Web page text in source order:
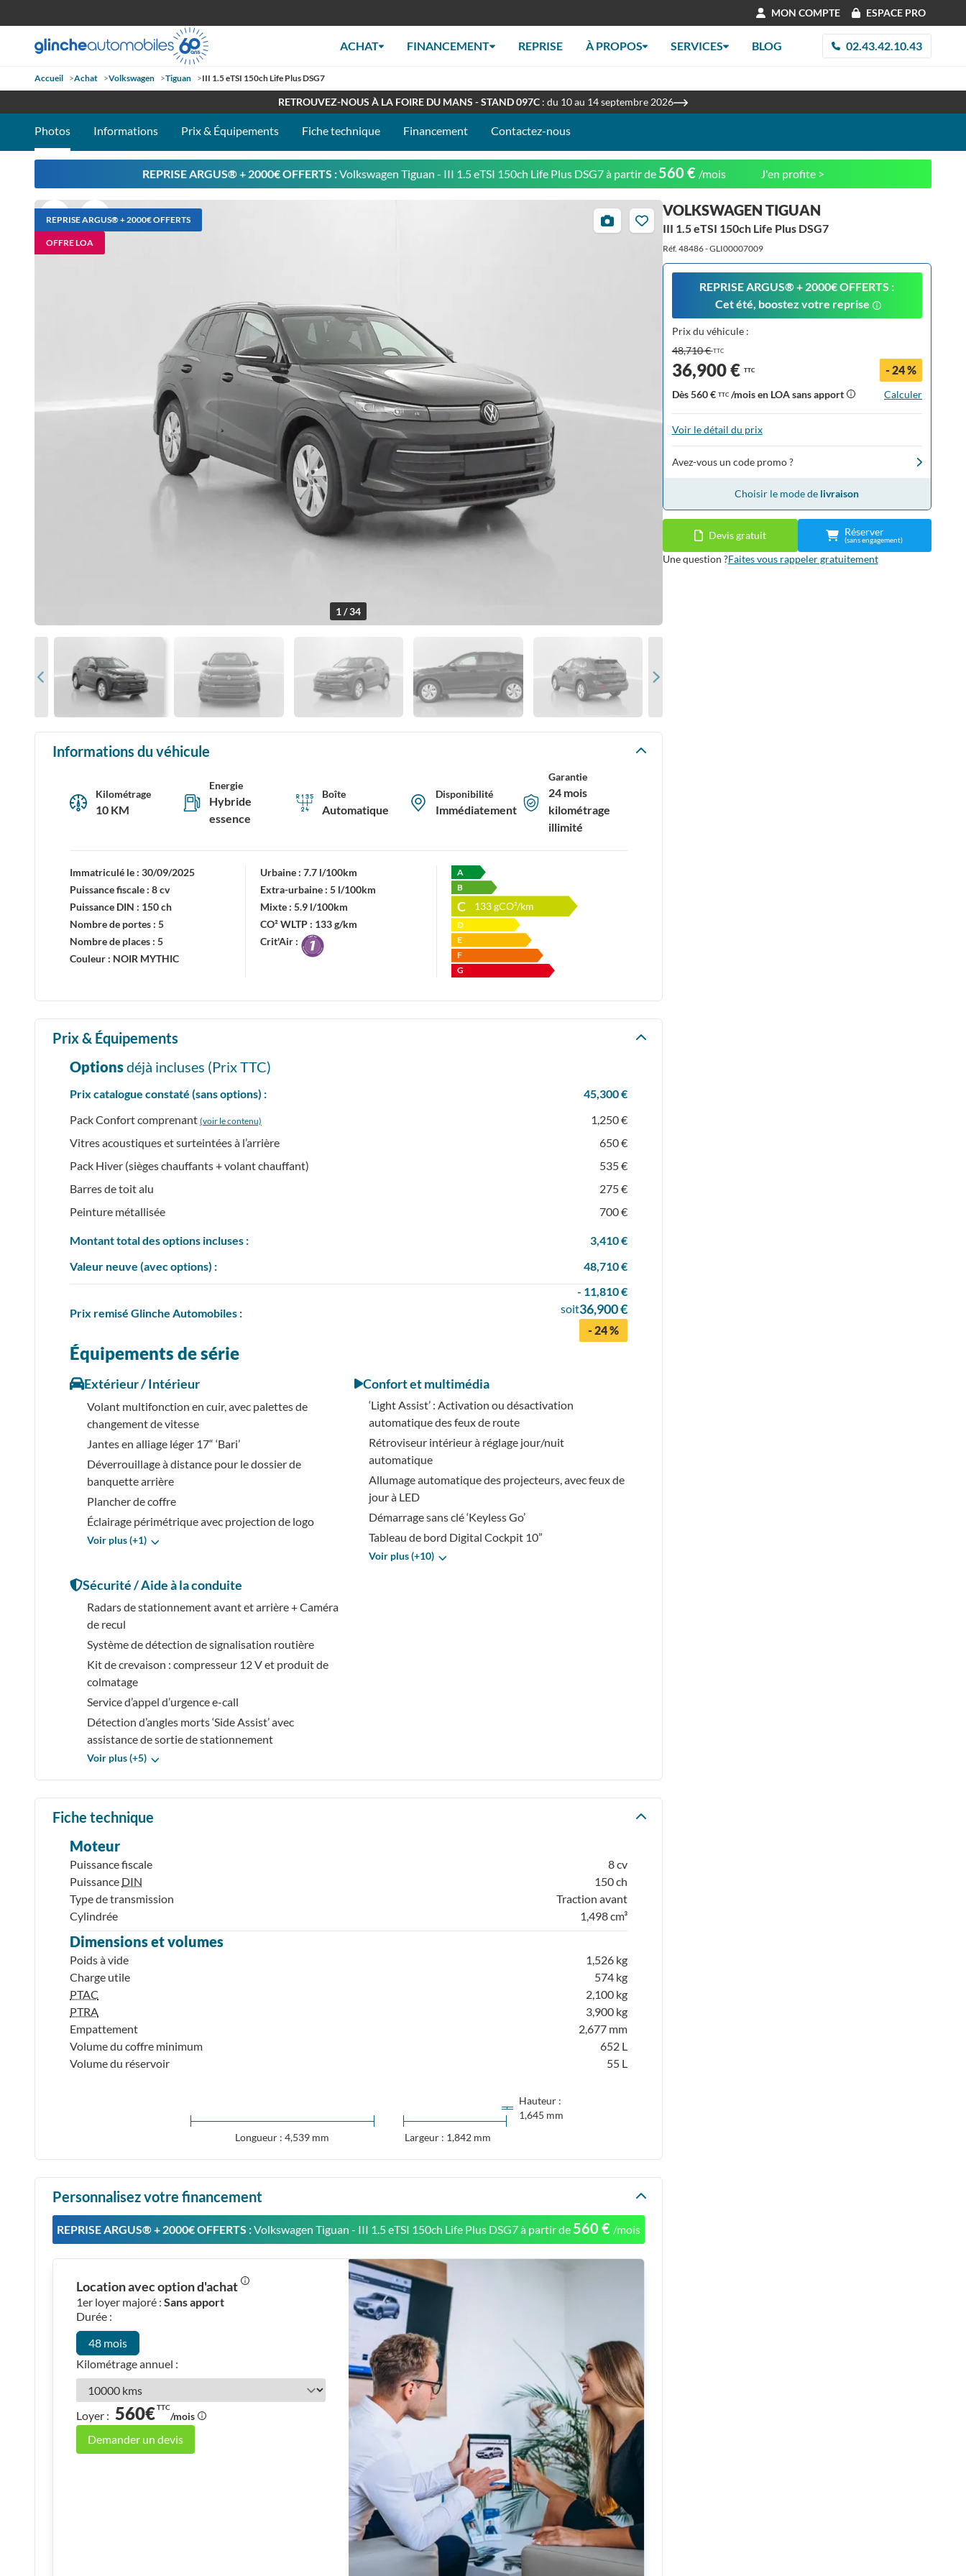
MON COMPTE ESPACE PRO
ACHAT FINANCEMENT REPRISE À PROPOS SERVICES BLOG 02.43.42.10.43
Accueil >Achat >Volkswagen >Tiguan >III 1.5 eTSI 150ch Life Plus DSG7
RETROUVEZ-NOUS À LA FOIRE DU MANS - STAND 097C : du 10 au 14 septembre 2026
OUVERT TOUT L'ÉTÉ
Photos Informations Prix & Équipements Fiche technique Financement Contactez-nous
REPRISE ARGUS®️ + 2000€ OFFERTS :Volkswagen Tiguan - III 1.5 eTSI 150ch Life Plus DSG7à partir de 560 € /mois J'en profite >
REPRISE ARGUS®️ + 2000€ OFFERTS
OFFRE LOA
34
photos
1 / 34
Informations du véhicule
Kilométrage
10 KM
Energie
Hybride
essence
Boîte
Automatique
Disponibilité
Immédiatement
Garantie
24 mois
kilométrage
illimité
Immatriculé le : 30/09/2025
Puissance fiscale : 8 cv
Puissance DIN : 150 ch
Nombre de portes : 5
Nombre de places : 5
Couleur : NOIR MYTHIC
Urbaine :7.7 l/100km
Extra-urbaine :5 l/100km
Mixte :5.9 l/100km
CO² WLTP : 133 g/km
Crit'Air :
A
B
C 133gCO²/km
D
E
F
G
Prix & Équipements
Optionsdéjà incluses (PrixTTC)
Prix catalogue constaté (sans options) :
45,300 €
Pack Confort comprenant (voir le contenu)
1,250 €
Vitres acoustiques et surteintées à l’arrière
650 €
Pack Hiver (sièges chauffants + volant chauffant)
535 €
Barres de toit alu
275 €
Peinture métallisée
700 €
Montant total des options incluses :
3,410 €
Valeur neuve (avec options) :
48,710 €
Prix remisé Glinche Automobiles :
- 11,810 €
soit36,900 €
- 24 %
Équipements de série
Extérieur / Intérieur
Volant multifonction en cuir, avec palettes de
changement de vitesse
Jantes en alliage léger 17“ ‘Bari’
Déverrouillage à distance pour le dossier de
banquette arrière
Plancher de coffre
Éclairage périmétrique avec projection de logo
Voir plus (+1)
Confort et multimédia
‘Light Assist’ : Activation ou désactivation
automatique des feux de route
Rétroviseur intérieur à réglage jour/nuit
automatique
Allumage automatique des projecteurs, avec feux de
jour à LED
Démarrage sans clé ‘Keyless Go’
Tableau de bord Digital Cockpit 10”
Voir plus (+10)
Sécurité / Aide à la conduite
Radars de stationnement avant et arrière + Caméra
de recul
Système de détection de signalisation routière
Kit de crevaison : compresseur 12 V et produit de
colmatage
Service d’appel d’urgence e-call
Détection d’angles morts ‘Side Assist’ avec
assistance de sortie de stationnement
Voir plus (+5)
Fiche technique
Moteur
Puissance fiscale
8 cv
Puissance DIN
150 ch
Type de transmission
Traction avant
Cylindrée
1,498 cm³
Dimensions et volumes
Poids à vide
1,526 kg
Charge utile
574 kg
PTAC
2,100 kg
PTRA
3,900 kg
Empattement
2,677 mm
Volume du coffre minimum
652 L
Volume du réservoir
55 L
Longueur : 4,539 mm
Hauteur :
1,645 mm
Largeur : 1,842 mm
Personnalisez votre financement
REPRISE ARGUS®️ + 2000€ OFFERTS :Volkswagen Tiguan - III 1.5 eTSI 150ch Life Plus DSG7à partir de 560 € /mois
Location avec option d'achat
1er loyer majoré : Sans apport
Durée :
48 mois
Kilométrage annuel :
Loyer : 560€TTC
/mois
Demander un devis
VOLKSWAGEN TIGUAN
III 1.5 eTSI 150ch Life Plus DSG7
Réf. 48486 - GLI00007009
REPRISE ARGUS®️ + 2000€ OFFERTS :
Cet été, boostez votre reprise
Prix du véhicule :
48,710 €TTC
36,900 € TTC - 24 %
Dès560 € TTC/mois en LOA sans apport Calculer
Voir le détail du prix
Avez-vous un code promo ?
Choisir le mode de livraison
Devis gratuit Réserver
(sans engagement)
Une question ?Faites vous rappeler gratuitement